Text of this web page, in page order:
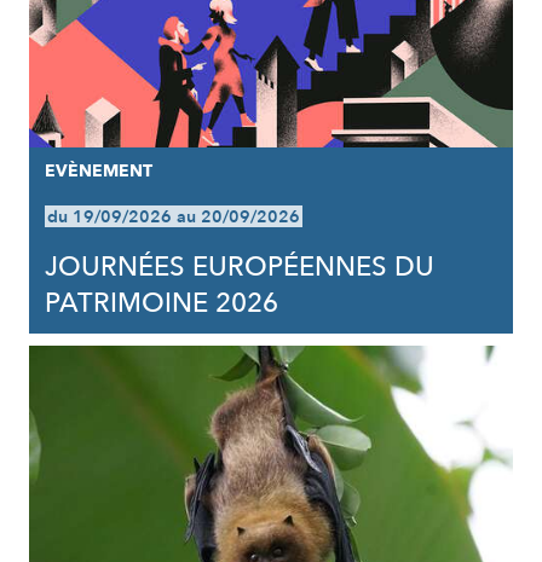
EVÈNEMENT
du 19/09/2026 au 20/09/2026
JOURNÉES EUROPÉENNES DU
PATRIMOINE 2026